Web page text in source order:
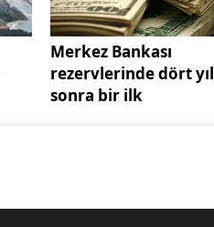
Merkez Bankası
rezervlerinde dört yıl
sonra bir ilk